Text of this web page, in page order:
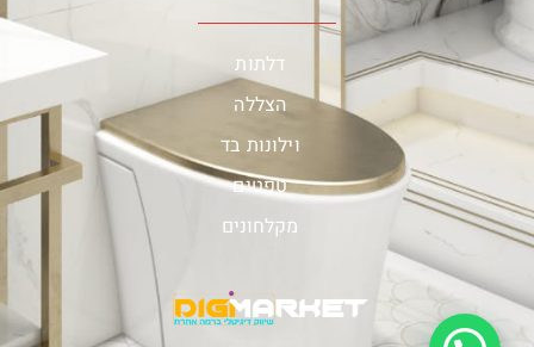
דלתות
הצללה
וילונות בד
טפטים
מקלחונים